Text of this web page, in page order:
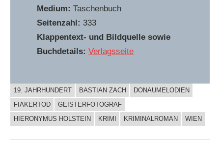
Medium: Taschenbuch
Seitenzahl:333
Klappentext- und Bildquelle sowie
Buchdetails: Verlagsseite
BUCHIGES
19. JAHRHUNDERT BASTIAN ZACH
DONAUMELODIEN
FIAKERTOD
GEISTERFOTOGRAF
HIERONYMUS HOLSTEIN
KRIMI KRIMINALROMAN WIEN